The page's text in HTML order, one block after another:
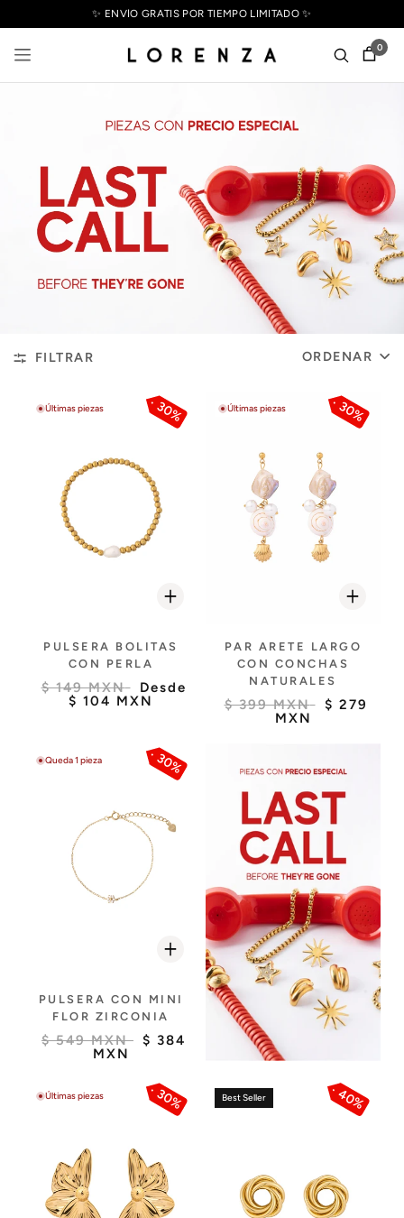
✨ ENVÍO GRATIS POR TIEMPO LIMITADO ✨
0
FILTRAR ORDENAR
Últimas piezas 30%
PULSERA BOLITAS
CON PERLA
$ 149 MXN
Desde
$ 104 MXN
Últimas piezas 30%
PAR ARETE LARGO
CON CONCHAS
NATURALES
$ 399 MXN
$ 279
MXN
Queda 1 pieza 30%
PULSERA CON MINI
FLOR ZIRCONIA
$ 549 MXN
$ 384
MXN
Últimas piezas 30% Best Seller 40%